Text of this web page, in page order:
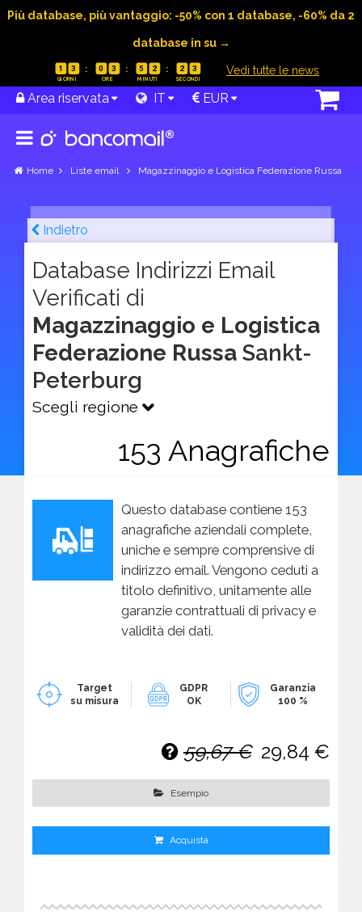
Più database, più vantaggio: -50% con 1 database, -60% da 2
database in su →
1 3 0 3 5 2 2 2 Vedi tutte le news
Area riservata IT EUR
Home Liste email Magazzinaggio e Logistica Federazione Russa
Indietro
Database Indirizzi Email
Verificati di
Magazzinaggio e Logistica
Federazione Russa Sankt-
Peterburg
Scegli regione
153 Anagrafiche
Questo database contiene 153
anagrafiche aziendali complete,
uniche e sempre comprensive di
indirizzo email. Vengono ceduti a
titolo definitivo, unitamente alle
garanzie contrattuali di privacy e
validità dei dati.
Target
su misura
GDPR
OK
Garanzia
100 %
59,67 € 29,84 €
Esempio
Acquista